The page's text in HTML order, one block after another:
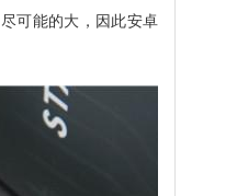
可能的大，因此安卓